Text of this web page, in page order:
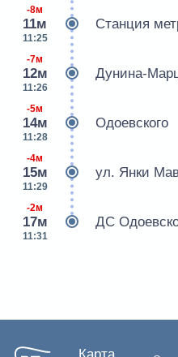
-8м
11м
11:25
Станция
-7м
12м
11:26
Дунина-
-5м
14м
11:28
Одоевского
-4м
15м
11:29
ул. Янки
-2м
17м
11:31
ДС